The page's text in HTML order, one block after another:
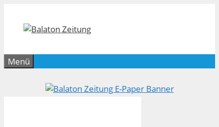
springen
Menü